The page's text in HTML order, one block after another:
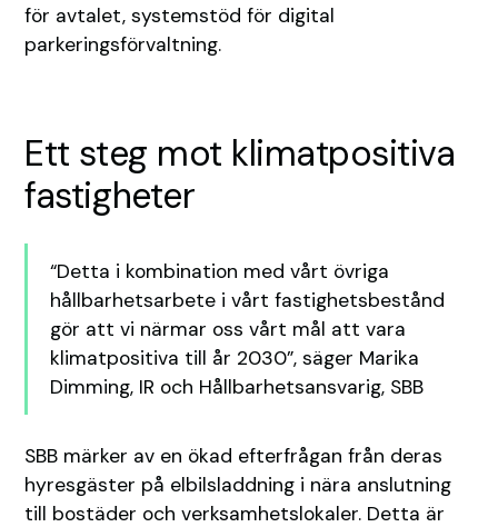
för avtalet, systemstöd för digital
parkeringsförvaltning.
Ett steg mot klimatpositiva
fastigheter
“Detta i kombination med vårt övriga
hållbarhetsarbete i vårt fastighetsbestånd
gör att vi närmar oss vårt mål att vara
klimatpositiva till år 2030”, säger Marika
Dimming, IR och Hållbarhetsansvarig, SBB
SBB märker av en ökad efterfrågan från deras
hyresgäster på elbilsladdning i nära anslutning
till bostäder och verksamhetslokaler. Detta är